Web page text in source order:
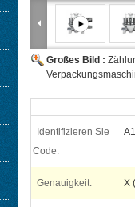
Großes Bild :
Identifizieren Sie
Code:
Genauigkeit: X